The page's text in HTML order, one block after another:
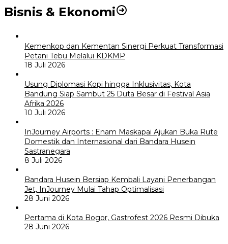
Bisnis & Ekonomi
Kemenkop dan Kementan Sinergi Perkuat Transformasi
Petani Tebu Melalui KDKMP
18 Juli 2026
Usung Diplomasi Kopi hingga Inklusivitas, Kota
Bandung Siap Sambut 25 Duta Besar di Festival Asia
Afrika 2026
10 Juli 2026
InJourney Airports : Enam Maskapai Ajukan Buka Rute
Domestik dan Internasional dari Bandara Husein
Sastranegara
8 Juli 2026
Bandara Husein Bersiap Kembali Layani Penerbangan
Jet, InJourney Mulai Tahap Optimalisasi
28 Juni 2026
Pertama di Kota Bogor, Gastrofest 2026 Resmi Dibuka
28 Juni 2026